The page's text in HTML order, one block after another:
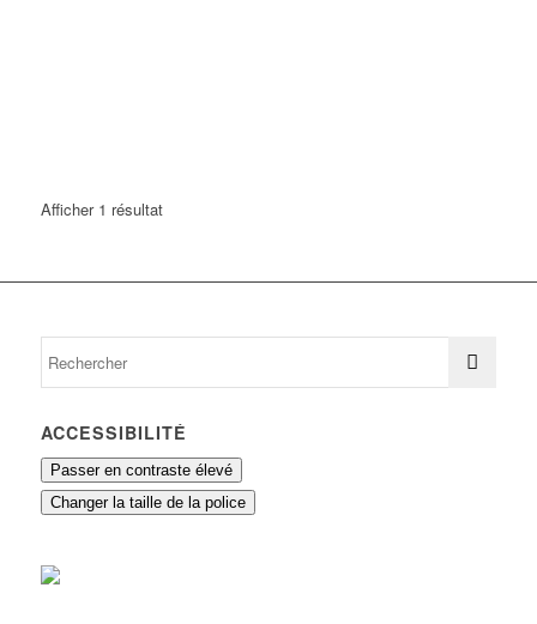
Afficher 1 résultat
ACCESSIBILITÉ
Passer en contraste élevé
Changer la taille de la police